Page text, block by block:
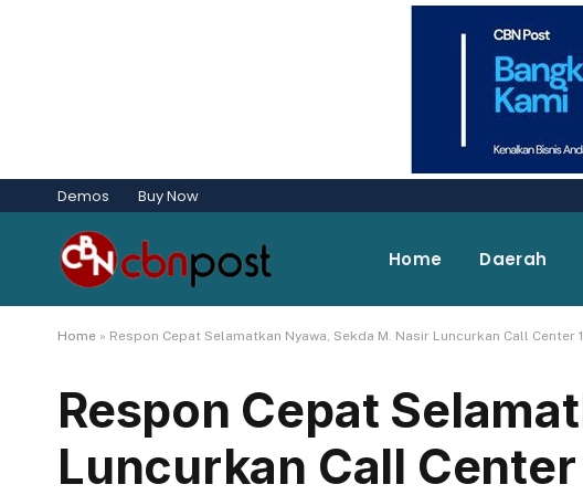
Demos Buy Now
Home Daerah
Home » Respon Cepat Selamatkan Nyawa, Sekda M. Nasir Luncurkan Call Center
Respon Cepat
Luncurkan Call